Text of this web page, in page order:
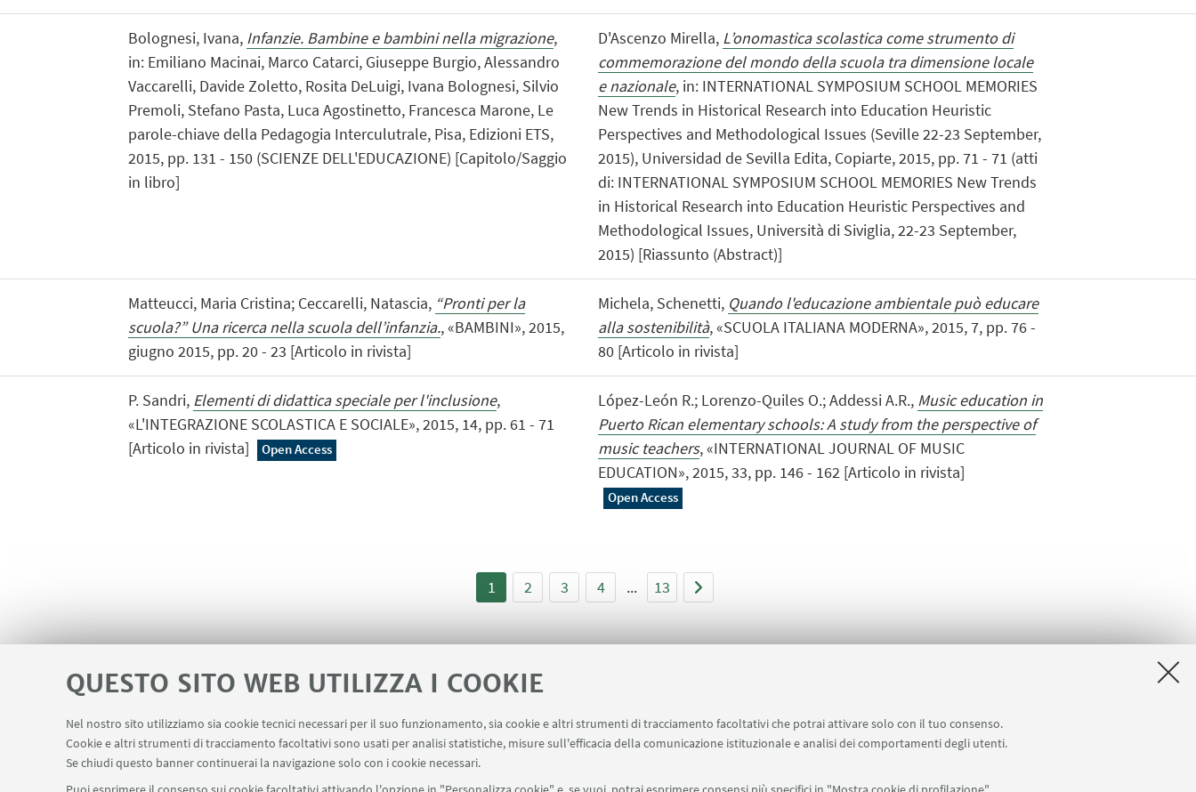
QUESTO SITO WEB UTILIZZA I COOKIE
Nel nostro sito utilizziamo sia cookie tecnici necessari per il suo funzionamento, sia cookie e altri strumenti di tracciamento facoltativi che potrai attivare solo con il tuo consenso.
Cookie e altri strumenti di tracciamento facoltativi sono usati per analisi statistiche, misure sull'efficacia della comunicazione istituzionale e analisi dei comportamenti degli utenti.
Se chiudi questo banner continuerai la navigazione solo con i cookie necessari.
Bolognesi, Ivana, Infanzie. Bambine e bambini nella migrazione,
in: Emiliano Macinai, Marco Catarci, Giuseppe Burgio, Alessandro
Vaccarelli, Davide Zoletto, Rosita DeLuigi, Ivana Bolognesi, Silvio
Premoli, Stefano Pasta, Luca Agostinetto, Francesca Marone, Le
parole-chiave della Pedagogia Interculutrale, Pisa, Edizioni ETS,
2015, pp. 131 - 150 (SCIENZE DELL'EDUCAZIONE) [Capitolo/Saggio
in libro]
D'Ascenzo Mirella, L’onomastica scolastica come strumento di
commemorazione del mondo della scuola tra dimensione locale
e nazionale, in: INTERNATIONAL SYMPOSIUM SCHOOL MEMORIES
New Trends in Historical Research into Education Heuristic
Perspectives and Methodological Issues (Seville 22-23 September,
2015), Universidad de Sevilla Edita, Copiarte, 2015, pp. 71 - 71 (atti
di: INTERNATIONAL SYMPOSIUM SCHOOL MEMORIES New Trends
in Historical Research into Education Heuristic Perspectives and
Methodological Issues, Università di Siviglia, 22-23 September,
2015) [Riassunto (Abstract)]
Matteucci, Maria Cristina; Ceccarelli, Natascia, “Pronti per la
scuola?” Una ricerca nella scuola dell’infanzia., «BAMBINI», 2015,
giugno 2015, pp. 20 - 23 [Articolo in rivista]
Michela, Schenetti, Quando l'educazione ambientale può educare
alla sostenibilità, «SCUOLA ITALIANA MODERNA», 2015, 7, pp. 76 -
80 [Articolo in rivista]
P. Sandri, Elementi di didattica speciale per l'inclusione,
«L'INTEGRAZIONE SCOLASTICA E SOCIALE», 2015, 14, pp. 61 - 71
[Articolo in rivista]
Open Access
López-León R.; Lorenzo-Quiles O.; Addessi A.R., Music education in
Puerto Rican elementary schools: A study from the perspective of
music teachers, «INTERNATIONAL JOURNAL OF MUSIC
EDUCATION», 2015, 33, pp. 146 - 162 [Articolo in rivista]
Open Access
1 2 3 4 ... 13
LINK UTILI Area riservata Contatti